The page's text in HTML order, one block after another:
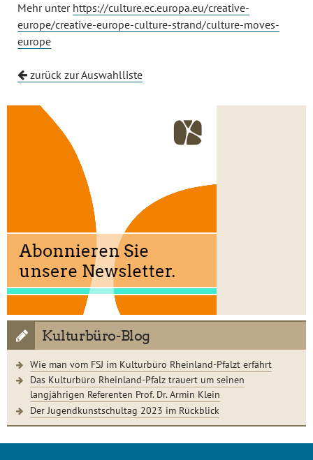
Mehr unter https://culture.ec.europa.eu/creative-
europe/creative-europe-culture-strand/culture-moves-
europe
zurück zur Auswahlliste
Kulturbüro-Blog
Wie man vom FSJ im Kulturbüro Rheinland-Pfalzt erfährt
Das Kulturbüro Rheinland-Pfalz trauert um seinen
langjährigen Referenten Prof. Dr. Armin Klein
Der Jugendkunstschultag 2023 im Rückblick